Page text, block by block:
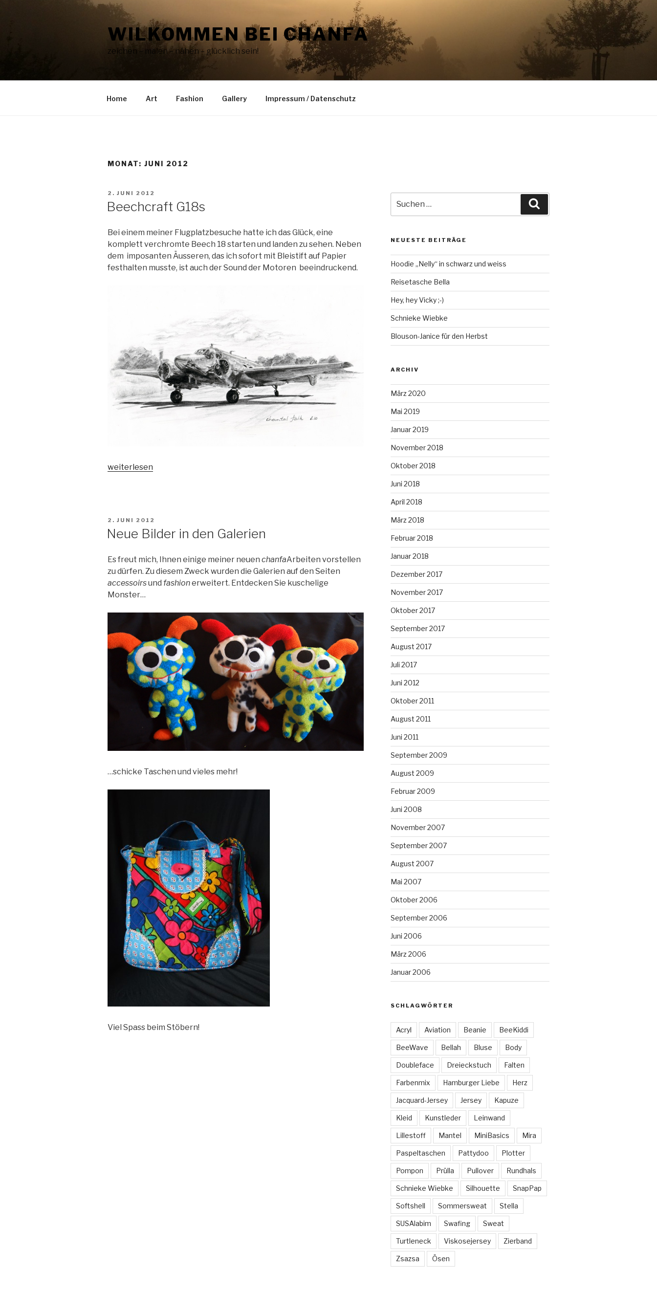
WILKOMMEN BEI CHANFA
zeichen – malen – nähen – glücklich sein!
Home Art Fashion Gallery Impressum / Datenschutz
MONAT: JUNI 2012
VERÖFFENTLICHT
2. JUNI 2012
Beechcraft G18s
Bei einem meiner Flugplatzbesuche hatte ich das Glück, eine
komplett verchromte Beech 18 starten und landen zu sehen. Neben
dem imposanten Äusseren, das ich sofort mit Bleistift auf Papier
festhalten musste, ist auch der Sound der Motoren beeindruckend.
„Beechcraft
weiterlesen
VERÖFFENTLICHT
2. JUNI 2012
Neue Bilder in den Galerien
Es freut mich, Ihnen einige meiner neuen chanfaArbeiten vorstellen
zu dürfen. Zu diesem Zweck wurden die Galerien auf den Seiten
accessoirsund fashionerweitert. Entdecken Sie kuschelige
Monster…
…schicke Taschen und vieles mehr!
Viel Spass beim Stöbern!
nach:
NEUESTE BEITRÄGE
Hoodie „Nelly“ in schwarz und weiss
Reisetasche Bella
Hey, hey Vicky ;-)
Schnieke Wiebke
Blouson-Janice für den Herbst
ARCHIV
März 2020
Mai 2019
Januar 2019
November 2018
Oktober 2018
Juni 2018
April 2018
März 2018
Februar 2018
Januar 2018
Dezember 2017
November 2017
Oktober 2017
September 2017
August 2017
Juli 2017
Juni 2012
Oktober 2011
August 2011
Juni 2011
September 2009
August 2009
Februar 2009
Juni 2008
November 2007
September 2007
August 2007
Mai 2007
Oktober 2006
September 2006
Juni 2006
März 2006
Januar 2006
SCHLAGWÖRTER
Acryl Aviation Beanie BeeKiddi
BeeWave Bellah Bluse Body
Doubleface Dreieckstuch Falten
Farbenmix Hamburger Liebe Herz
Jacquard-Jersey Jersey Kapuze
Kleid Kunstleder Leinwand
Lillestoff Mantel MiniBasics Mira
Paspeltaschen Pattydoo Plotter
Pompon Prülla Pullover Rundhals
Schnieke Wiebke Silhouette SnapPap
Softshell Sommersweat Stella
SUSAlabim Swafing Sweat
Turtleneck Viskosejersey Zierband
Zsazsa Ösen